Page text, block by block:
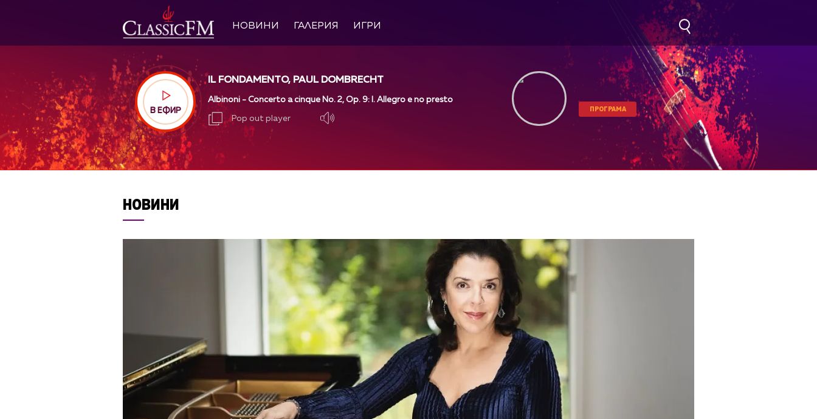
НОВИНИ ГАЛЕРИЯ ИГРИ
В ЕФИР
IL FONDAMENTO, PAUL DOMBRECHT
Albinoni - Concerto a cinque No. 2, Op. 9: I. Allegro e no presto
Pop out player
ПРОГРАМА
НОВИНИ